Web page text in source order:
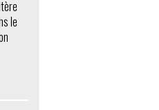
le